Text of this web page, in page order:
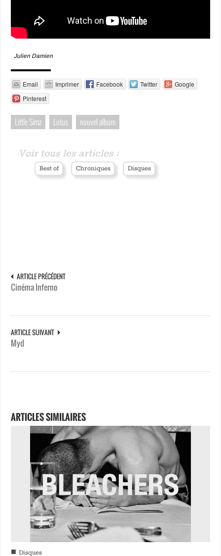
Julien Damien
Email Imprimer Facebook Twitter
Google
Pinterest
Little Simz Lotus nouvel album
Voir tous les articles :
Best of Chroniques Disques
ARTICLE PRÉCÉDENT
Cinéma Inferno
ARTICLE SUIVANT
Myd
ARTICLES SIMILAIRES
■ Disques